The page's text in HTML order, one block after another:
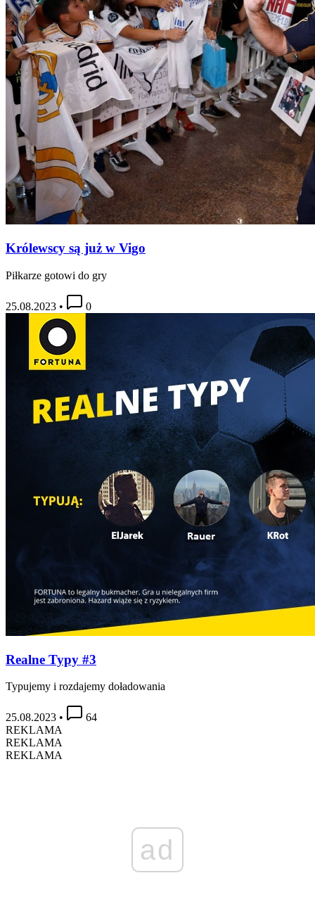
Królewscy są już w Vigo
Piłkarze gotowi do gry
25.08.2023 • 0
Realne Typy #3
Typujemy i rozdajemy doładowania
25.08.2023 •
64
REKLAMA
REKLAMA
REKLAMA
ad